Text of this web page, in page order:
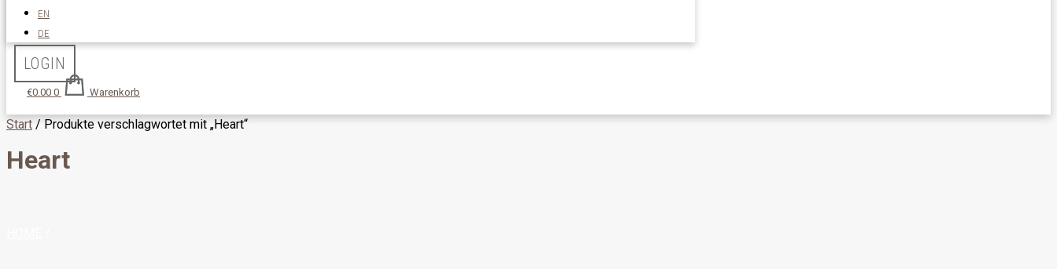
EN
DE
LOGIN
€0.00 0 Warenkorb
Start / Produkte verschlagwortet mit „Heart“
Heart